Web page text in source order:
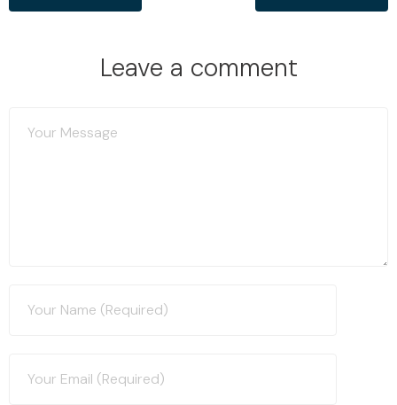
Leave a comment